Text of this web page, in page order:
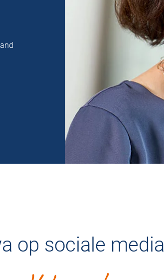
op sociale media